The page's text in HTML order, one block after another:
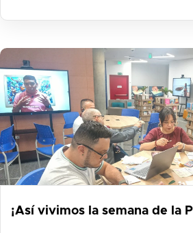
¡Así vivimos la semana de la